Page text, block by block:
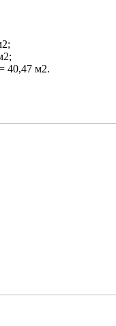
40,47 м2.